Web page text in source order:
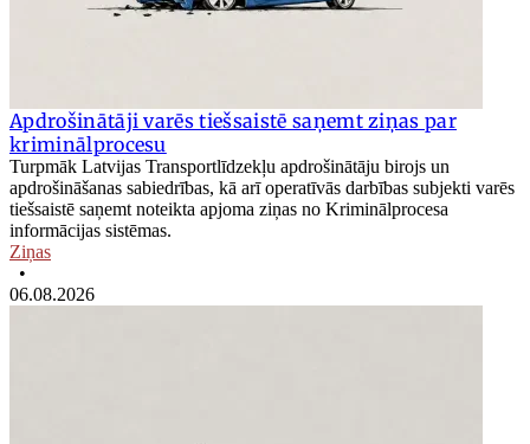
Apdrošinātāji varēs tiešsaistē saņemt ziņas par
kriminālprocesu
Turpmāk Latvijas Transportlīdzekļu apdrošinātāju birojs un
apdrošināšanas sabiedrības, kā arī operatīvās darbības subjekti varēs
tiešsaistē saņemt noteikta apjoma ziņas no Kriminālprocesa
informācijas sistēmas.
Ziņas
•
06.08.2026